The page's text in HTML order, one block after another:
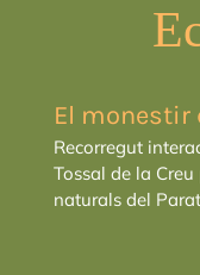
El monestir
Recorregut
Tossal de la
naturals del